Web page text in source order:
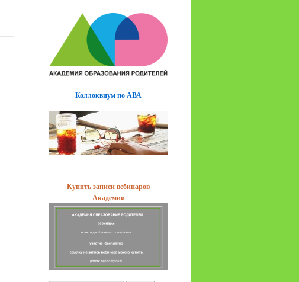
Коллоквиум по АВА
Купить записи вебинаров
Академии